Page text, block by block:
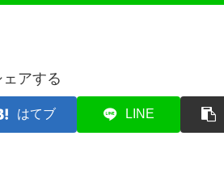
ェアする
はてブ LINE